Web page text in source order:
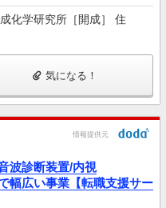
化学研究所［開成］ 住
気になる！
情報提供元
波診断装置/内視
幅広い事業【転職支援サー